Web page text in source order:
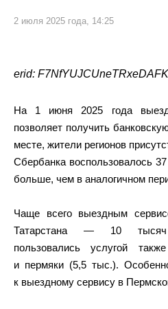
2 июля 2025 года, 14:25
erid:
На 1 июня 2025 года
позволяет получить
месте, жители регионов
Сбербанка воспользовалось
больше, чем в аналогичном
Чаще всего выездным
Татарстана — 10 тысяч
пользовались услугой
и пермяки (5,5 тыс.).
к выездному сервису в